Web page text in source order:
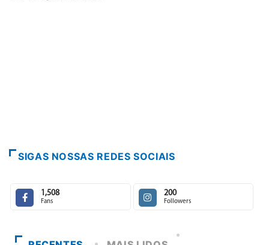
SIGAS NOSSAS REDES SOCIAIS
1,508
Fans
200
Followers